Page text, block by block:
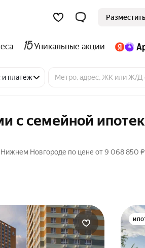
Уникальные акции
и платёж
с семейной
Новгороде по цене от 9 068 850 ₽